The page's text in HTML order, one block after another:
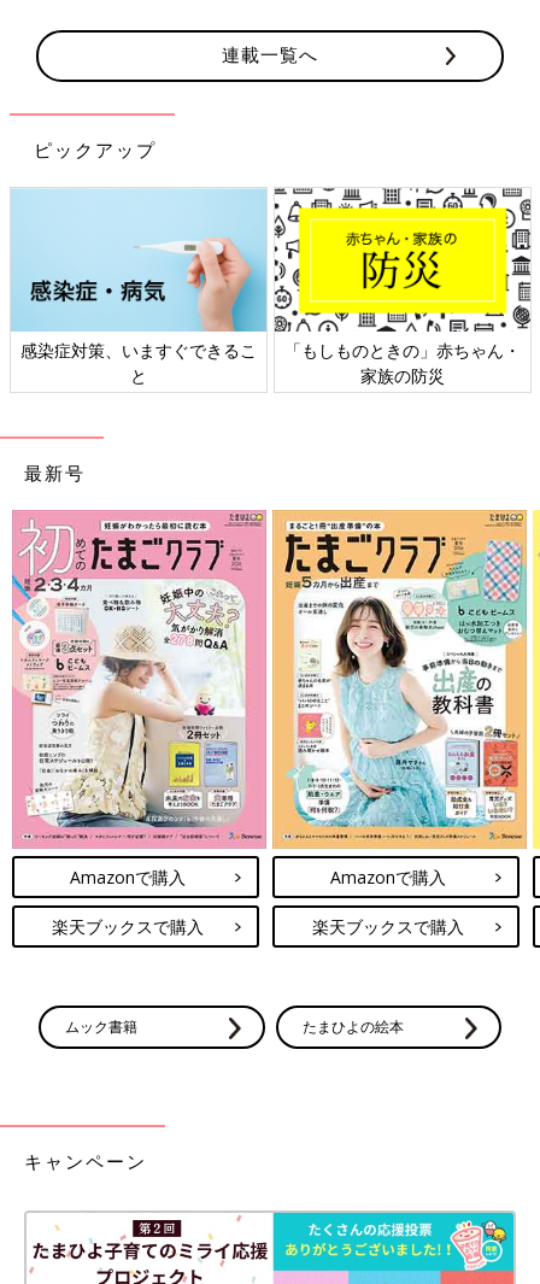
連載一覧へ
ピックアップ
感染症対策、いますぐできるこ
と
「もしものときの」赤ちゃん・
家族の防災
最新号
Amazonで購入
楽天ブックスで購入
Amazonで購入
楽天ブックスで購入
ムック書籍 たまひよの絵本
キャンペーン